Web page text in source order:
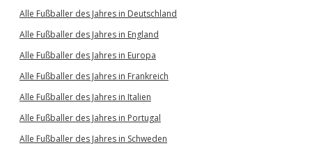
Alle Fußballer des Jahres in Deutschland
Alle Fußballer des Jahres in England
Alle Fußballer des Jahres in Europa
Alle Fußballer des Jahres in Frankreich
Alle Fußballer des Jahres in Italien
Alle Fußballer des Jahres in Portugal
Alle Fußballer des Jahres in Schweden